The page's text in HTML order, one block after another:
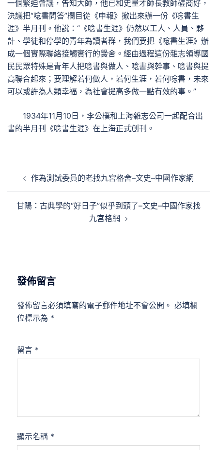
一個緊迫會議，告知大師，他已和史量才師長教師磋商好，
決議把“唸書問答”欄目從《申報》撤出來辦一份《唸書生
涯》半月刊。他說：“《唸書生涯》仍然以工人、人員、夥
計、學徒和停學的青年為讀者群，我們要把《唸書生涯》辦
成一個實際聯絡接觸實行的黌舍。經由過程這份雜志領導國
民民眾特殊是青年人把唸書與做人、唸書與幹事、唸書與提
高聯合起來；要理解若何做人，若何生涯，若何唸書，未來
可以或許為人類幸福，為社會提高多做一點有效的事。”
1934年11月10日，李公樸和上海雜志公司一起配合出
書的半月刊《唸書生涯》在上海正式創刊。
覽
作為測試委員的老找九宮格舍–文史–中國作家網
甘陽：古典學的“好日子”似乎到頭了–文史–中國作家找
九宮格網
發佈留言
發佈留言必須填寫的電子郵件地址不會公開。 必填欄
位標示為 *
留言 *
顯示名稱 *